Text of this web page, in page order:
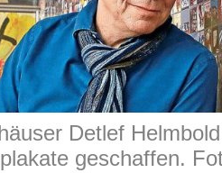
Detlef
geschaffen.